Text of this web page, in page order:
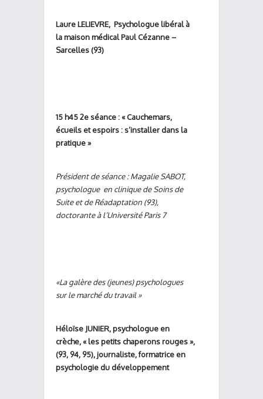
Laure LELIEVRE, Psychologue libéral à
la maison médical Paul Cézanne –
Sarcelles (93)
15 h45 2e séance : « Cauchemars,
écueils et espoirs : s’installer dans la
pratique »
Président de séance : Magalie SABOT,
psychologue en clinique de Soins de
Suite et de Réadaptation (93),
doctorante à l’Université Paris 7
«La galère des (jeunes) psychologues
sur le marché du travail »
Héloïse JUNIER, psychologue en
crèche, « les petits chaperons rouges »,
(93, 94, 95), journaliste, formatrice en
psychologie du développement